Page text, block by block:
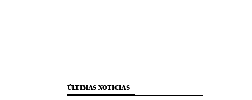
ÚLTIMAS NOTICIAS